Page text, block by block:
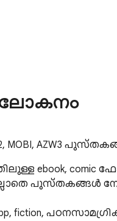
MOBI, AZW3
ebook,
പുസ്തകങ്ങൾ
App, fiction,